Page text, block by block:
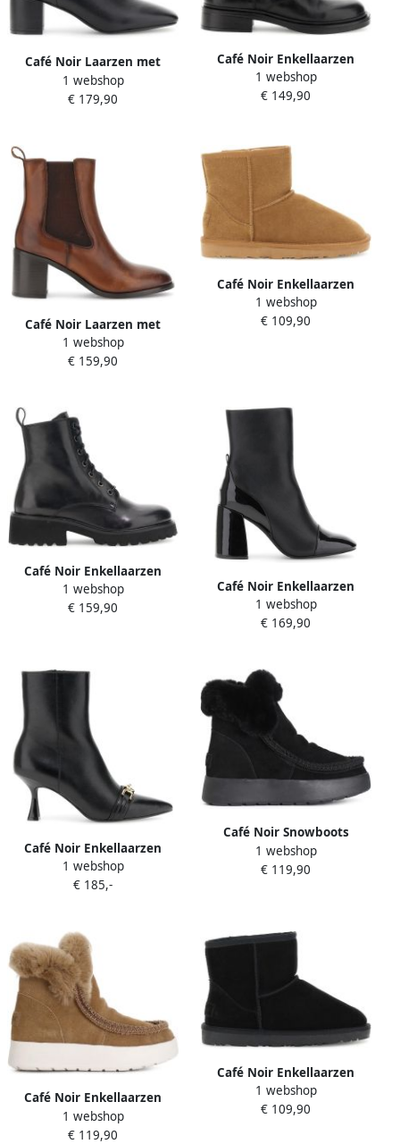
Café Noir Laarzen met
hakken C1XV4712
1 webshop
€ 179,90
Café Noir Enkellaarzen
C1GE1007
1 webshop
€ 149,90
Café Noir Laarzen met
hakken C1XL1506
1 webshop
€ 159,90
Café Noir Enkellaarzen
C1XW6100
1 webshop
€ 109,90
Café Noir Enkellaarzen
C1XL1501
1 webshop
€ 159,90
Café Noir Enkellaarzen
C1XV9712
1 webshop
€ 169,90
Café Noir Enkellaarzen
C1XV4708
1 webshop
€ 185,-
Café Noir Snowboots
C1XW6108
1 webshop
€ 119,90
Café Noir Enkellaarzen
C1XW6108
1 webshop
€ 119,90
Café Noir Enkellaarzen
C1XW6100
1 webshop
€ 109,90